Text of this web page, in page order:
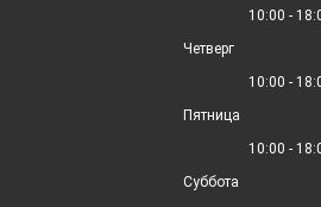
10:00 -
Четверг
10:00 -
Пятница
10:00 -
Суббота